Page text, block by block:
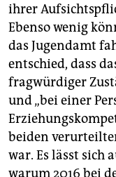
ihrer
Ebenso wenig
das Jugendamt
entschied, dass
fragwürdiger
und „bei einer
beiden
war. Es lässt sich
warum 2016 bei